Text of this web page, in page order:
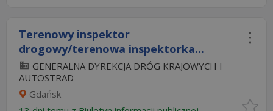
Terenowy inspektor
drogowy/terenowa inspektorka...
GENERALNA DYREKCJA DRÓG KRAJOWYCH I
AUTOSTRAD
Gdańsk